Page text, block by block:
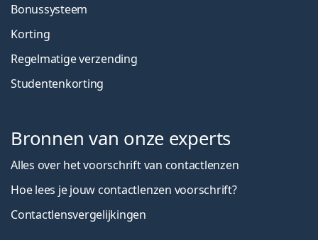
Bonussysteem
Korting
Regelmatige verzending
Studentenkorting
Bronnen van onze experts
Alles over het voorschrift van contactlenzen
Hoe lees je jouw contactlenzen voorschrift?
Contactlensvergelijkingen